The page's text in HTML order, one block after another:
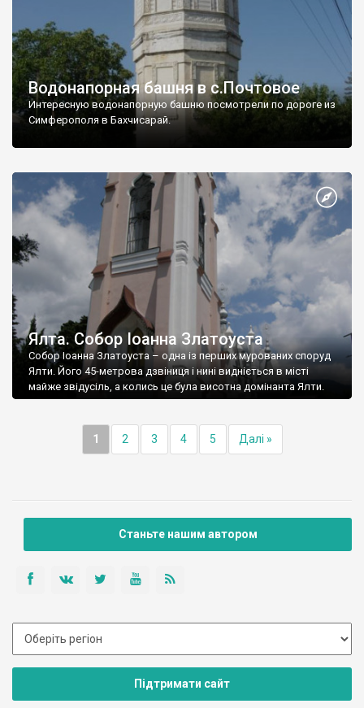
Водонапорная башня в с.Почтовое
Интересную водонапорную башню посмотрели по дороге из
Симферополя в Бахчисарай.
Ялта. Собор Іоанна Златоуста
Собор Іоанна Златоуста – одна із перших мурованих споруд
Ялти. Його 45-метрова дзвіниця і нині видніється в місті
майже звідусіль, а колись це була висотна домінанта Ялти.
1 2 3 4 5 Далі »
Станьте нашим автором
Підтримати сайт